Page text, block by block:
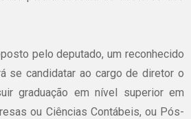
pelo deputado, um reconhecido
se candidatar ao cargo de diretor o
graduação em nível superior em
ou Ciências Contábeis, ou Pós-